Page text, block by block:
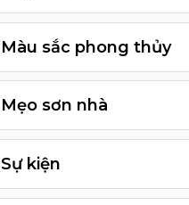
Màu sắc phong thủy
Mẹo sơn nhà
Sự kiện